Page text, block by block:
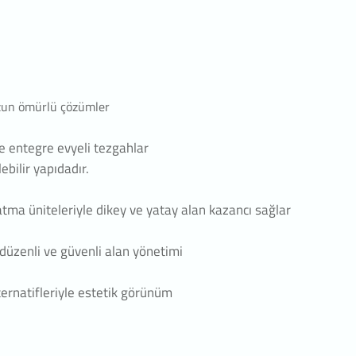
ömürlü çözümler
entegre evyeli tezgahlar
yapıdadır.
üniteleriyle dikey ve yatay alan kazancı sağlar
ve güvenli alan yönetimi
estetik görünüm
ve
/